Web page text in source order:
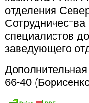
отделения
специалистов
заведующего
66-40